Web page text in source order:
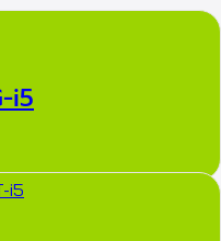
i5